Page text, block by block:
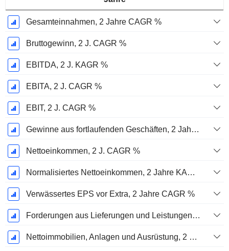
Gesamteinnahmen, 2 Jahre CAGR %
Bruttogewinn, 2 J. CAGR %
EBITDA, 2 J. KAGR %
EBITA, 2 J. CAGR %
EBIT, 2 J. CAGR %
Gewinne aus fortlaufenden Geschäften, 2 Jahre. CAGR %
Nettoeinkommen, 2 J. CAGR %
Normalisiertes Nettoeinkommen, 2 Jahre KAGR %
Verwässertes EPS vor Extra, 2 Jahre CAGR %
Forderungen aus Lieferungen und Leistungen, 2 J. CAGR %
Nettoimmobilien, Anlagen und Ausrüstung, 2 Jahre. CAGR %